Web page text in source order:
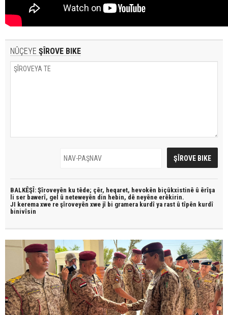
NÛÇEYE ŞÎROVE BIKE
BALKÊŞÎ: Şîroveyên ku têde; çêr, heqaret, hevokên biçûkxistinê û êrîşa
li ser bawerî, gel û neteweyên din hebin, dê neyêne erêkirin.
JI kerema xwe re şîroveyên xwe jî bi gramera kurdî ya rast û tîpên kurdî
binivîsin